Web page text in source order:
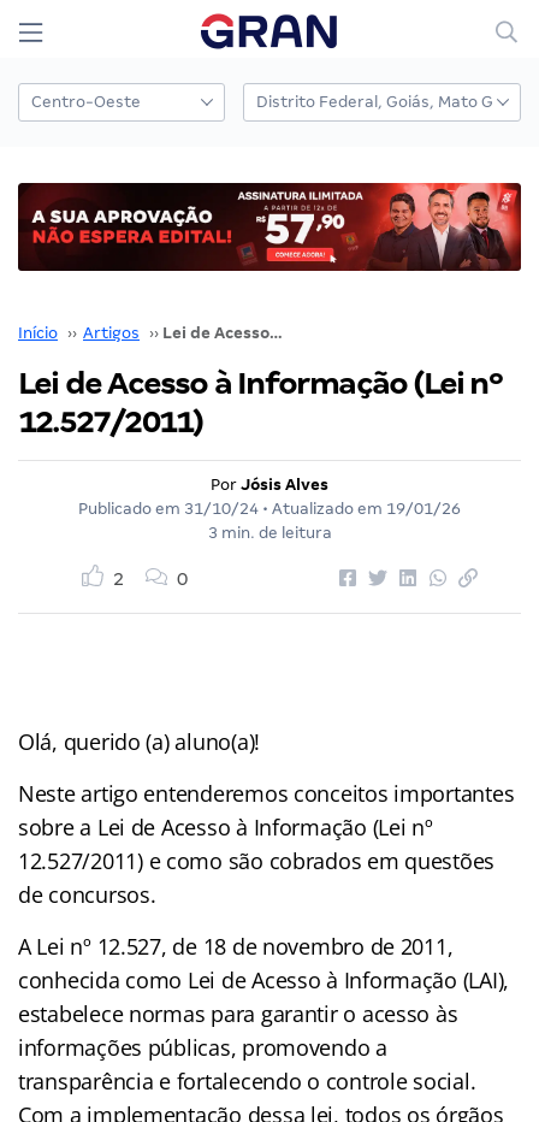
Início ›› Artigos ›› Lei de Acesso à Informação (Lei nº 12.527/2011)
Lei de Acesso à Informação (Lei nº
12.527/2011)
Por Jósis Alves
Publicado em 31/10/24 • Atualizado em 19/01/26
3 min. de leitura
2 0
Olá, querido (a) aluno(a)!
Neste artigo entenderemos conceitos importantes
sobre a Lei de Acesso à Informação (Lei nº
12.527/2011) e como são cobrados em questões
de concursos.
A Lei nº 12.527, de 18 de novembro de 2011,
conhecida como Lei de Acesso à Informação (LAI),
estabelece normas para garantir o acesso às
informações públicas, promovendo a
transparência e fortalecendo o controle social.
Com a implementação dessa lei, todos os órgãos